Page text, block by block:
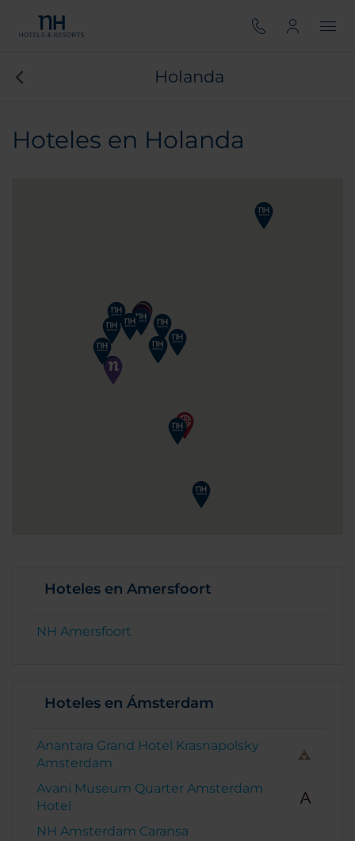
Holanda
Hoteles en Holanda
Hoteles en Amersfoort
NH Amersfoort
Hoteles en Ámsterdam
Anantara Grand Hotel Krasnapolsky
Amsterdam
Avani Museum Quarter Amsterdam
Hotel
NH Amsterdam Caransa